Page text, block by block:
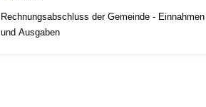
Rechnungsabschluss der Gemeinde - Einnahmen
und Ausgaben